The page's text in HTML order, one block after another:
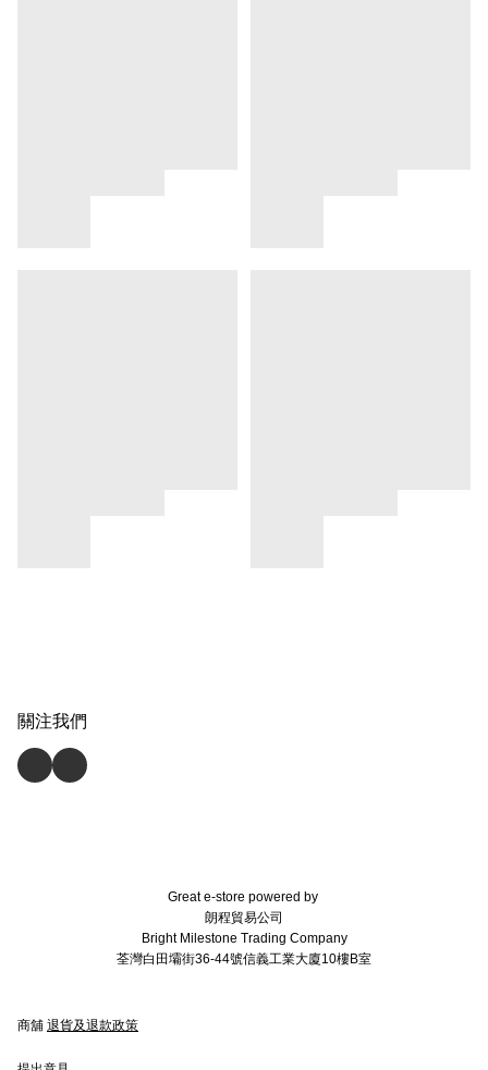
關注我們
Great e-store powered by
朗程貿易公司
Bright Milestone Trading Company
荃灣白田壩街36-44號信義工業大廈10樓B室
商舖 退貨及退款政策